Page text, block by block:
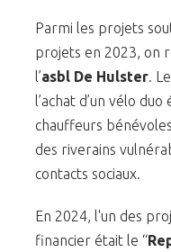
Parmi les projets
projets en 2023, on
l’asbl De Hulster.
l’achat d’un vélo
chauffeurs
des riverains
contacts sociaux.
En 2024, l'un des
financier était le “